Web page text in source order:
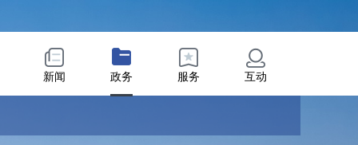
新闻 政务 服务 互动